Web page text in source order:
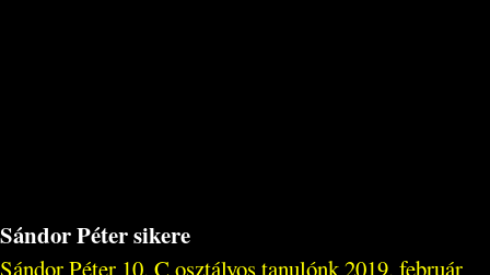
Sándor Péter sikere
Sándor Péter 10. C osztályos tanulónk 2019. február